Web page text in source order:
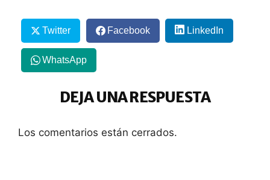
Twitter Facebook LinkedIn
WhatsApp
DEJA UNA RESPUESTA
Los comentarios están cerrados.